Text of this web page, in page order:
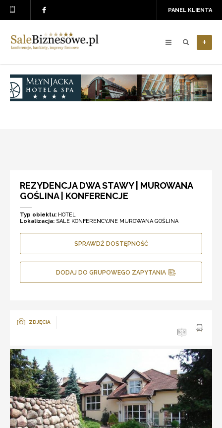
PANEL KLIENTA
+
REZYDENCJA DWA STAWY | MUROWANA
GOŚLINA | KONFERENCJE
Typ obiektu: HOTEL
Lokalizacja: SALE KONFERENCYJNE MUROWANA GOŚLINA
SPRAWDŹ DOSTĘPNOŚĆ
DODAJ DO GRUPOWEGO ZAPYTANIA
ZDJĘCIA